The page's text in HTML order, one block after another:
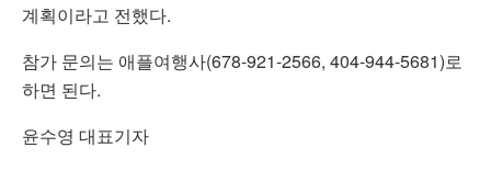
계획이라고 전했다.
참가 문의는 애플여행사(678-921-2566, 404-944-5681)로
하면 된다.
윤수영 대표기자